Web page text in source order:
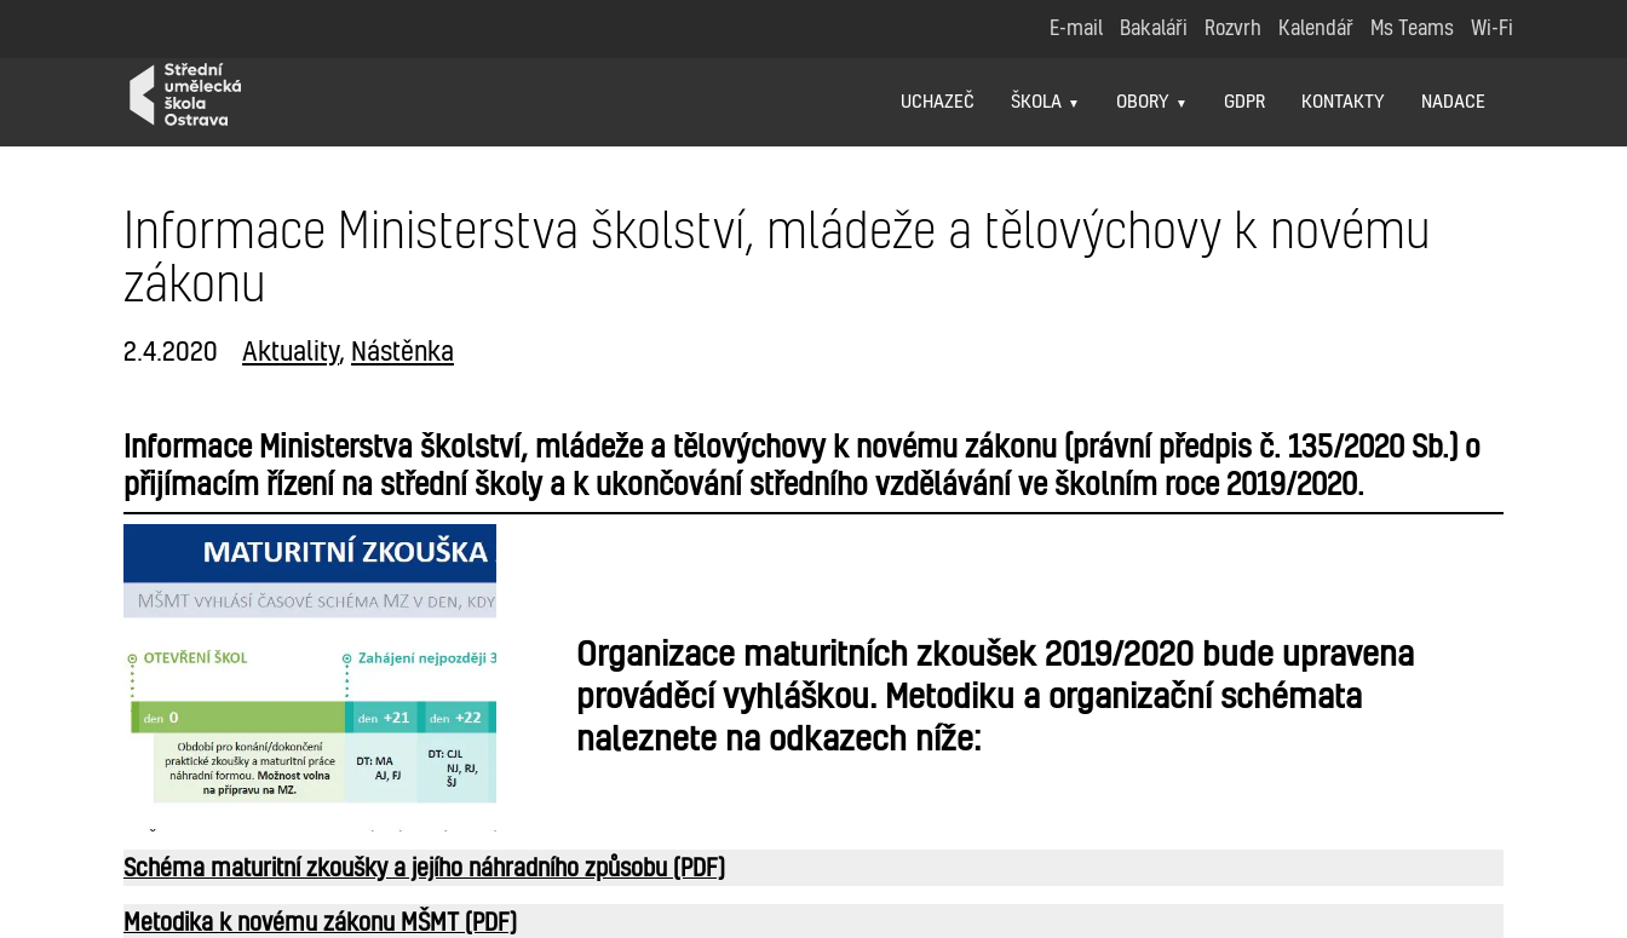
E-mail Bakaláři Rozvrh Kalendář Ms Teams Wi-Fi
UCHAZEČ ŠKOLA OBORY GDPR KONTAKTY NADACE
Informace Ministerstva školství, mládeže a tělovýchovy k novému
zákonu
2.4.2020 Aktuality, Nástěnka
Informace Ministerstva školství, mládeže a tělovýchovy k novému zákonu (právní předpis č. 135/2020 Sb.) o
přijímacím řízení na střední školy a k ukončování středního vzdělávání ve školním roce 2019/2020.
Organizace maturitních zkoušek 2019/2020 bude upravena
prováděcí vyhláškou. Metodiku a organizační schémata
naleznete na odkazech níže:
Schéma maturitní zkoušky a jejího náhradního způsobu (PDF)
Metodika k novému zákonu MŠMT (PDF)